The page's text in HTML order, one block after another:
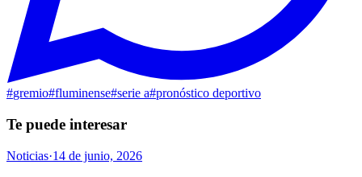
#gremio#fluminense#serie a#pronóstico deportivo
Te puede interesar
Noticias·14 de junio, 2026